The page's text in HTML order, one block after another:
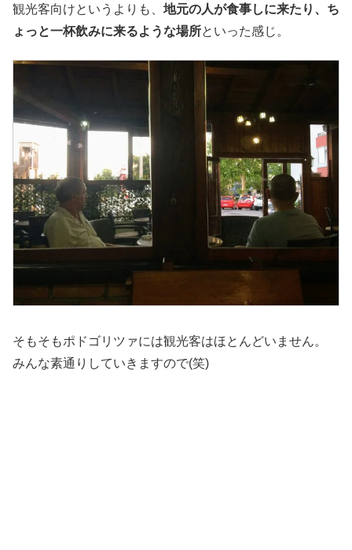
観光客向けというよりも、 地元の人が食事しに来たり、ち
ょっと一杯飲みに来るような場所といった感じ。
そもそもポドゴリツァには観光客はほとんどいません。
みんな素通りしていきますので(笑)